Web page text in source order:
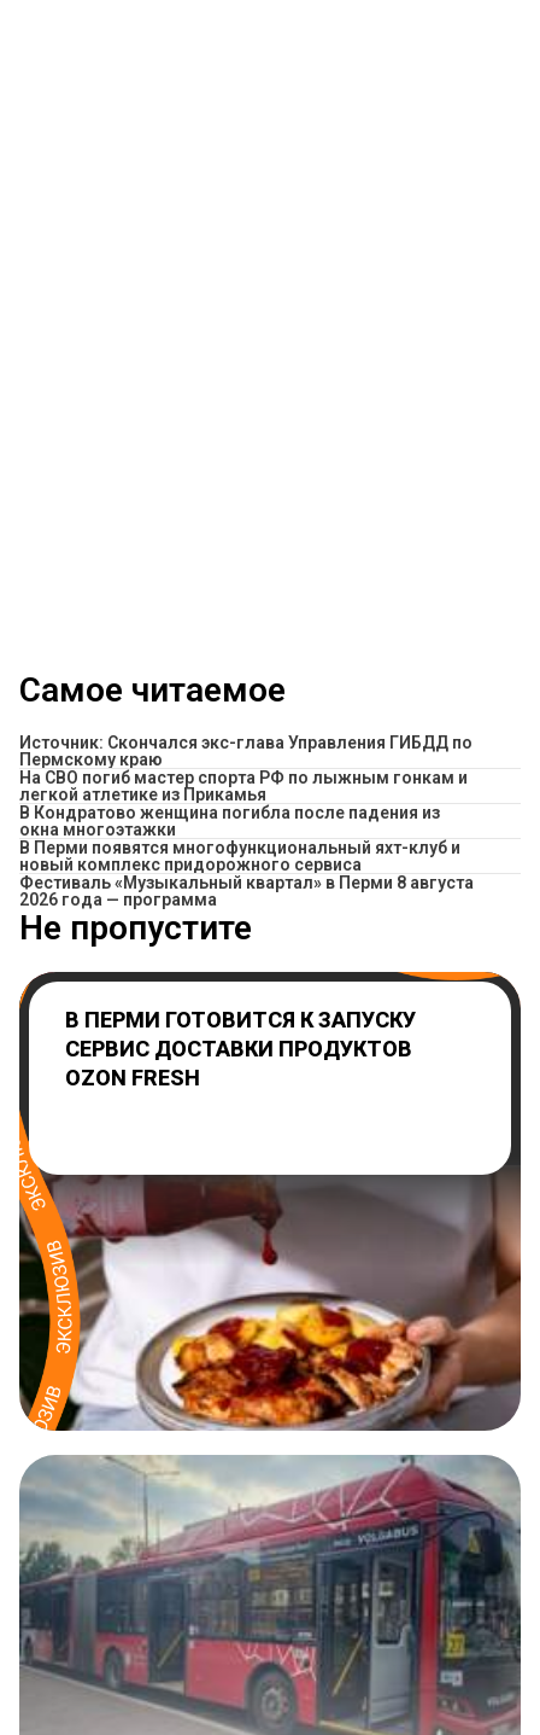
Самое читаемое
Источник: Скончался экс-глава Управления ГИБДД по
Пермскому краю
На СВО погиб мастер спорта РФ по лыжным гонкам и
легкой атлетике из Прикамья
В Кондратово женщина погибла после падения из
окна многоэтажки
В Перми появятся многофункциональный яхт-клуб и
новый комплекс придорожного сервиса
Фестиваль «Музыкальный квартал» в Перми 8 августа
2026 года — программа
Не пропустите
В ПЕРМИ ГОТОВИТСЯ К ЗАПУСКУ
СЕРВИС ДОСТАВКИ ПРОДУКТОВ
OZON FRESH